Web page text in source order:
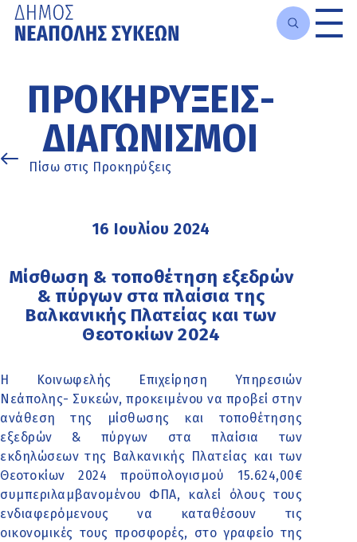
κυρίως
περιεχόμενο
ΠΡΟΚΗΡΎΞΕΙΣ-
ΔΙΑΓΩΝΙΣΜΟΊ
Πίσω στις Προκηρύξεις
16 Ιουλίου 2024
Μίσθωση & τοποθέτηση εξεδρών
& πύργων στα πλαίσια της
Βαλκανικής Πλατείας και των
Θεοτοκίων 2024
Η Κοινωφελής Επιχείρηση Υπηρεσιών
Νεάπολης- Συκεών, προκειμένου να προβεί στην
ανάθεση της μίσθωσης και τοποθέτησης
εξεδρών & πύργων στα πλαίσια των
εκδηλώσεων της Βαλκανικής Πλατείας και των
Θεοτοκίων 2024 προϋπολογισμού 15.624,00€
συμπεριλαμβανομένου ΦΠΑ, καλεί όλους τους
ενδιαφερόμενους να καταθέσουν τις
οικονομικές τους προσφορές, στο γραφείο της